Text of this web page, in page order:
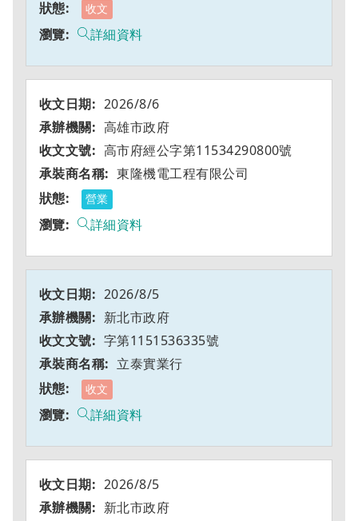
收文
詳細資料
2026/8/6
高雄市政府
高市府經公字第11534290800號
東隆機電工程有限公司
營業
詳細資料
2026/8/5
新北市政府
字第1151536335號
立泰實業行
收文
詳細資料
2026/8/5
新北市政府